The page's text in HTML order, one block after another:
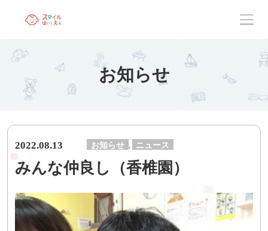
お知らせ
2022.08.13 お知らせ , ニュース
みんな仲良し（香椎園）